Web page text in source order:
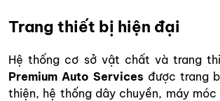
Trang thiết bị hiện đại
Hệ thống cơ sở vật chất và trang
Premium Auto Services được trang
thiện, hệ thống dây chuyền, máy